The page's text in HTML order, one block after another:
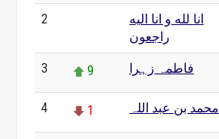
2
انا لله و انا الیه
راجعون
3 9 فاطمہ زہرا
4 1 محمد بن عبد اللہ